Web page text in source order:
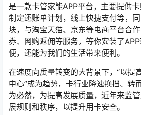
是一款卡管家能APP平台，主要提供
制定还账单计划，线上快捷支付等，
块，与淘宝天猫、京东等电商平台合
券、网购返佣等服务，等你安装了
便，还能为我们的生活带来便利。
在速度向质量转变的大背景下，“以提
中心”成为趋势，卡行业降速换挡、转
为必然，为提高发展质量，近年来监
展规则和秩序，以提升用卡安全。